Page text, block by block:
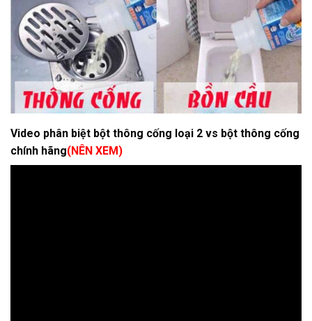
Video phân biệt bột thông cống loại 2 vs bột thông cống
chính hãng(NÊN XEM)